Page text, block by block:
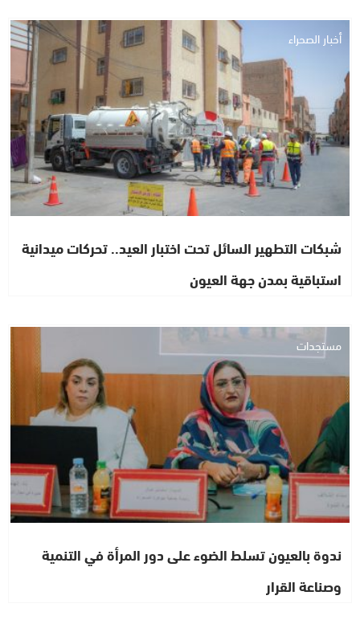
أخبار الصحراء
شبكات التطهير السائل تحت اختبار العيد.. تحركات ميدانية
استباقية بمدن جهة العيون
مستجدات
ندوة بالعيون تسلط الضوء على دور المرأة في التنمية
وصناعة القرار